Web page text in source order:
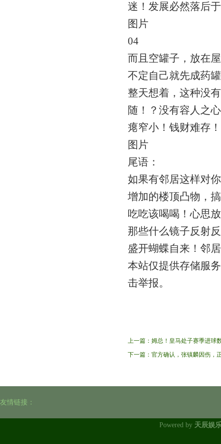
迷！发展必然落后
图片
04
而且空罐子，放在
不定自己就先成药
整天想着，这种没
随！？没有容人之
瘪窄小！钱财难存！
图片
尾语：
如果有邻居这样对
增加的楼顶凸物，
吃吃该喝喝！心思
那些什么镜子反射
盛开蝴蝶自来！邻
本站仅提供存储服
击举报。
上一篇： 姆总！皇马处子赛季进球
下一篇： 官方确认，张镇麟因伤，
友情链接：
Powered by 天辰娱